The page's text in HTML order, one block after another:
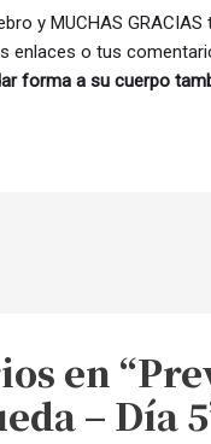
y MUCHAS
enlaces o tus
forma a su cuerpo
en
– Día